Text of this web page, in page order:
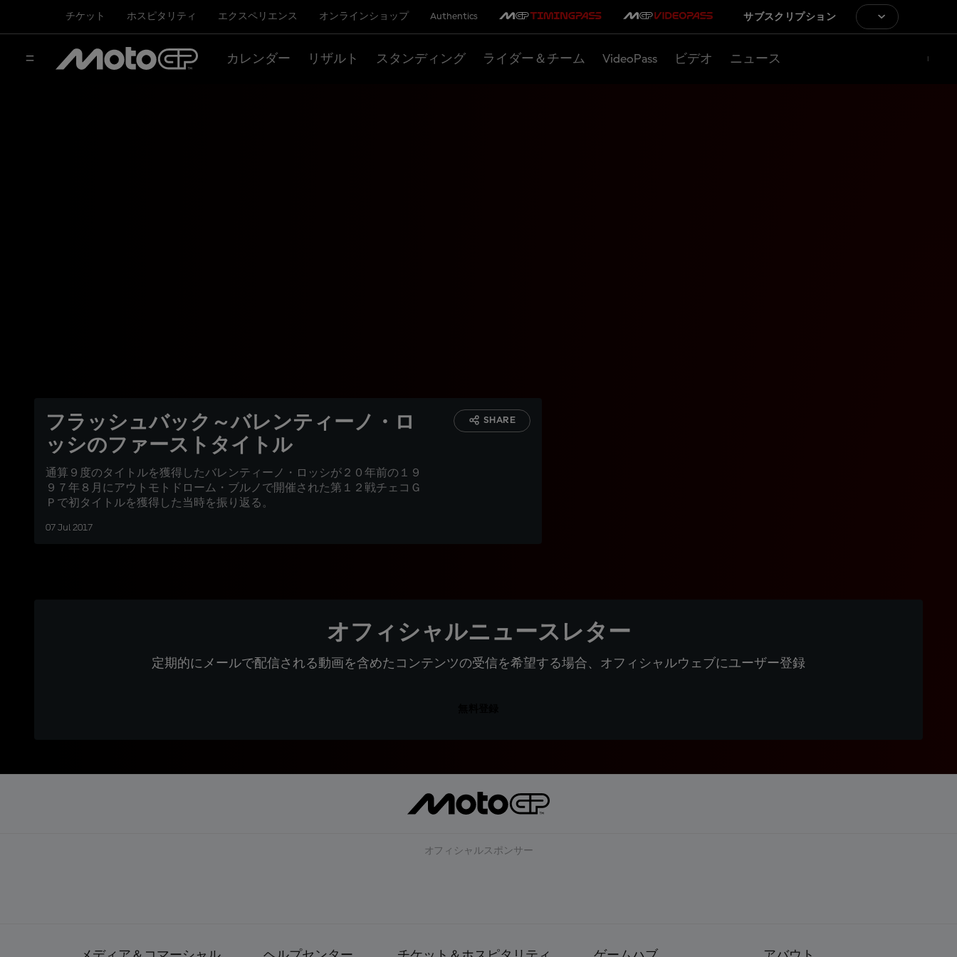
チケット ホスピタリティ エクスペリエンス オンラインショップ Authentics サブスクリプション
カレンダー リザルト スタンディング ライダー＆チーム VideoPass ビデオ ニュース
フラッシュバック～バレンティーノ・ロ
ッシのファーストタイトル
通算９度のタイトルを獲得したバレンティーノ・ロッシが２０年前の１９
９７年８月にアウトモトドローム・ブルノで開催された第１２戦チェコＧ
Ｐで初タイトルを獲得した当時を振り返る。
07 Jul 2017
SHARE
オフィシャルニュースレター
定期的にメールで配信される動画を含めたコンテンツの受信を希望する場合、オフィシャルウェブにユーザー登録
オフィシャルスポンサー